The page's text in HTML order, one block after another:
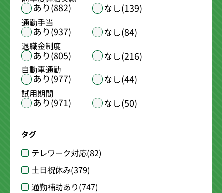
あり(882) なし(139)
通勤手当
あり(937) なし(84)
退職金制度
あり(805) なし(216)
自動車通勤
あり(977) なし(44)
試用期間
あり(971) なし(50)
タグ
テレワーク対応(82)
土日祝休み(379)
通勤補助あり(747)